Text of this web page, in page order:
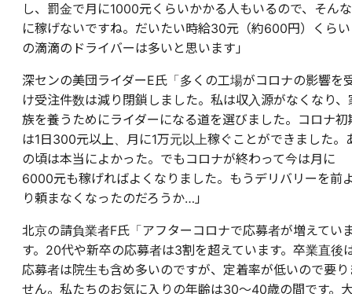
し、罰金で月に1000元くらいかかる人もいるので、そんな
に稼げないですね。だいたい時給30元（約600円）くらい
の滴滴のドライバーは多いと思います」
深センの美団ライダーE氏「多くの工場がコロナの影響を
け受注件数は減り閉鎖しました。私は収入源がなくなり、
族を養うためにライダーになる道を選びました。コロナ初
は1日300元以上、月に1万元以上稼ぐことができました。
の頃は本当によかった。でもコロナが終わって今は月に
6000元も稼げればよくなりました。もうデリバリーを前
り頼まなくなったのだろうか…」
北京の請負業者F氏「アフターコロナで応募者が増えてい
す。20代や新卒の応募者は3割を超えています。卒業直後
応募者は院生も含め多いのですが、定着率が低いので要り
せん。私たちのお気に入りの年齢は30～40歳の間です。